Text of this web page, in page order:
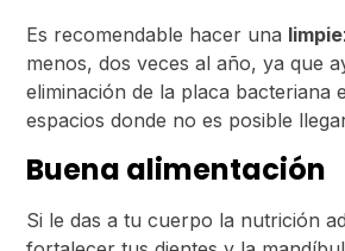
Es recomendable hacer una
menos, dos veces al año, ya que
eliminación de la placa bacteriana
espacios donde no es posible
Buena alimentación
Si le das a tu cuerpo la nutrición